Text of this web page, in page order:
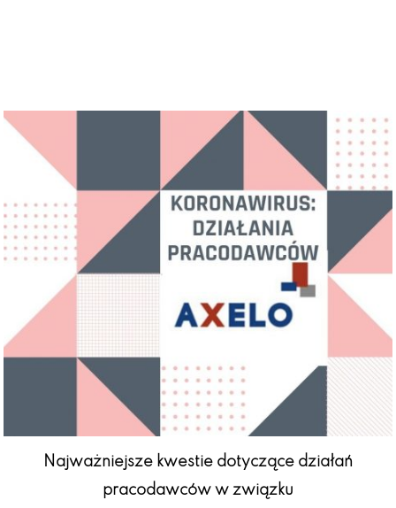
Najważniejsze kwestie dotyczące działań
pracodawców w związku